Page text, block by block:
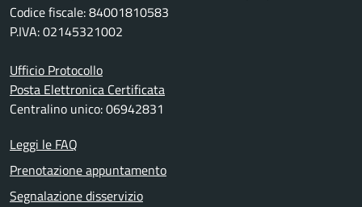
Codice fiscale: 84001810583
P.IVA: 02145321002
Ufficio Protocollo
Posta Elettronica Certificata
Centralino unico: 06942831
Leggi le FAQ
Prenotazione appuntamento
Segnalazione disservizio